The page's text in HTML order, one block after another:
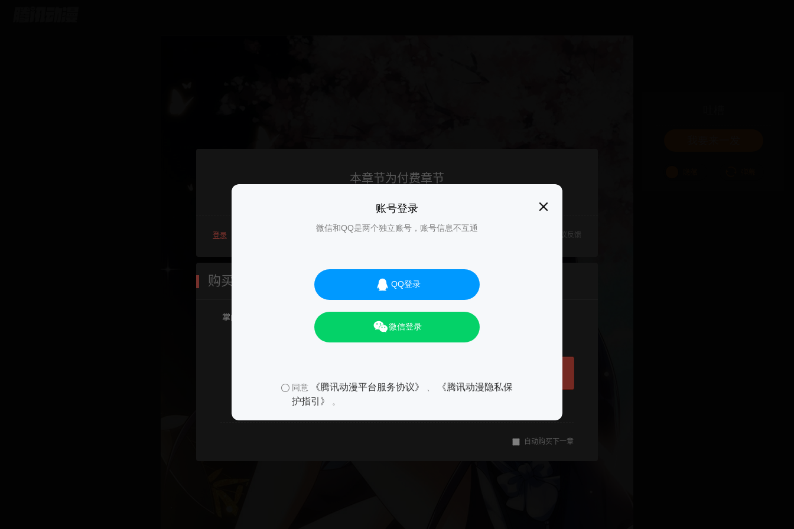
账号登录
微信和QQ是两个独立账号，账号信息不互通
QQ登录
微信登录
同意 《腾讯动漫平台服务协议》
《腾讯动漫隐私保
护指引》
。